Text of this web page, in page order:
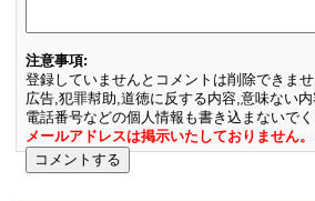
注意事項:
登録していませんとコメントは削除できま
広告,犯罪幇助,道徳に反する内容,意味ない内
電話番号などの個人情報も書き込まないでく
メールアドレスは掲示いたしておりません